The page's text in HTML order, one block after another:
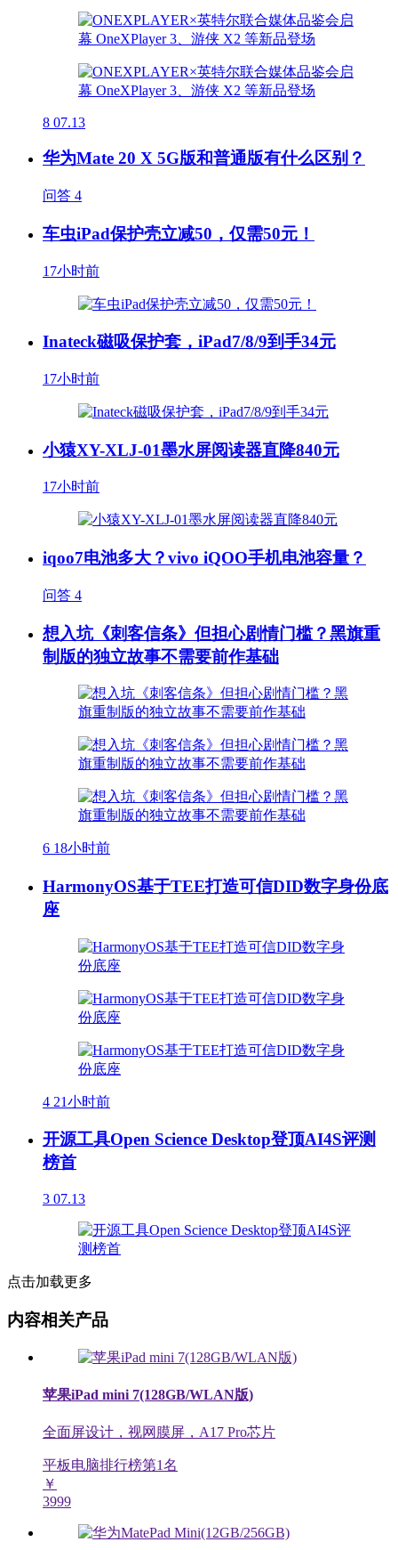
8 07.13
华为Mate 20 X 5G版和普通版有什么区别？
问答 4
车虫iPad保护壳立减50，仅需50元！
17小时前
Inateck磁吸保护套，iPad7/8/9到手34元
17小时前
小猿XY-XLJ-01墨水屏阅读器直降840元
17小时前
iqoo7电池多大？vivo iQOO手机电池容量？
问答 4
想入坑《刺客信条》但担心剧情门槛？黑旗重
制版的独立故事不需要前作基础
6 18小时前
HarmonyOS基于TEE打造可信DID数字身份底
座
4 21小时前
开源工具Open Science Desktop登顶AI4S评测
榜首
3 07.13
点击加载更多
内容相关产品
苹果iPad mini 7(128GB/WLAN版)
全面屏设计，视网膜屏，A17 Pro芯片
平板电脑排行榜第1名
￥
3999